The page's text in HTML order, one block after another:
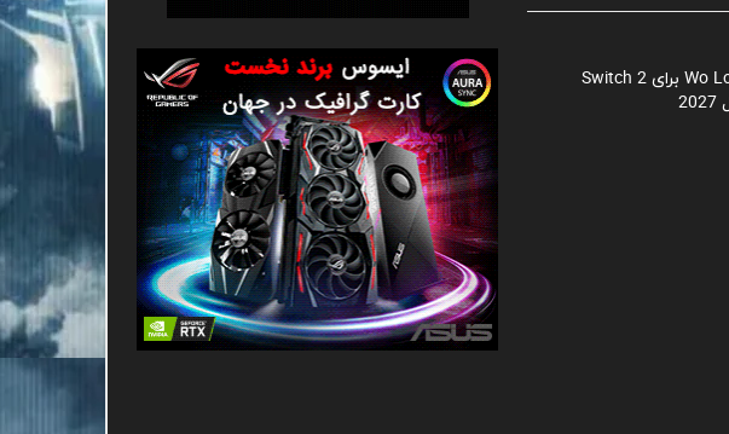
Wo Long: Fallen Dynasty Complete Edition برای Switch 2